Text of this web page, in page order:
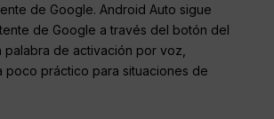
de Google. Android Auto sigue
de Google a través del botón del
palabra de activación por voz,
poco práctico para situaciones de